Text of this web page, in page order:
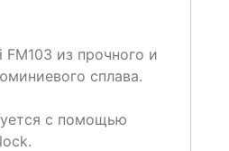
FM103 из прочного и
сплава.
с помощью